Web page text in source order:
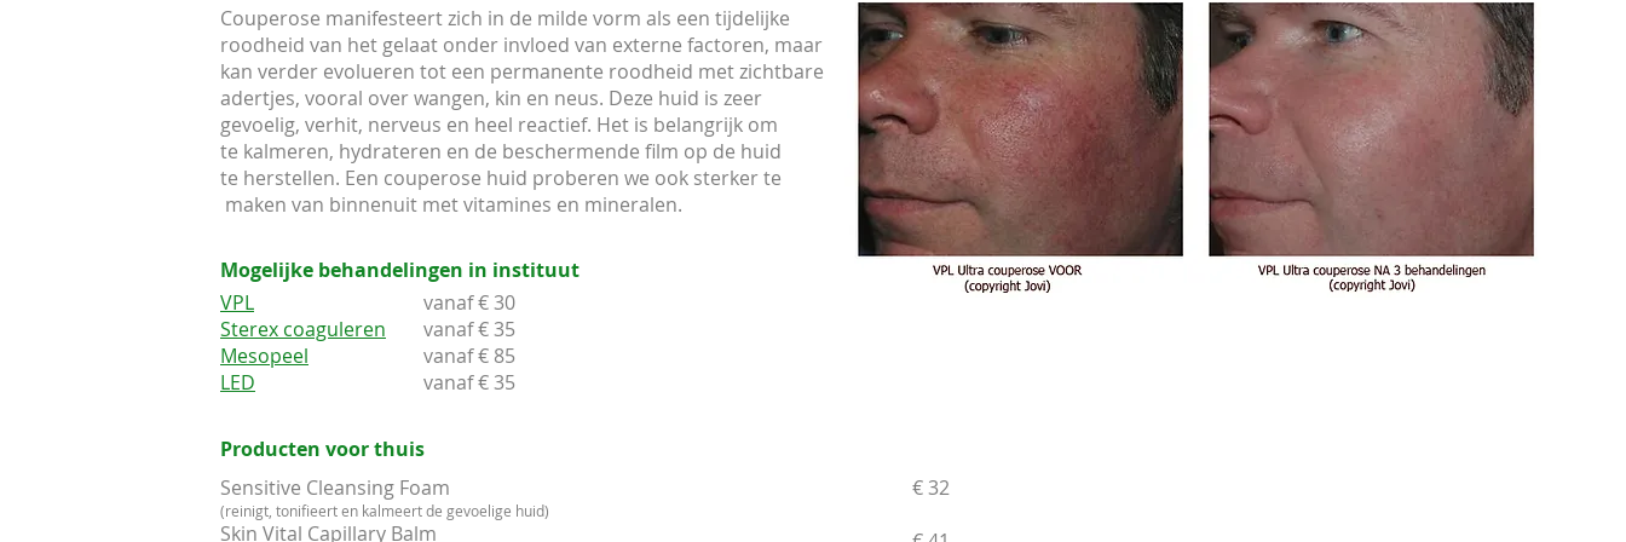
Couperose manifesteert zich in de milde vorm als een tijdelijke
roodheid van het gelaat onder invloed van externe factoren, maar
kan verder evolueren tot een permanente roodheid met zichtbare
adertjes, vooral over wangen, kin en neus. Deze huid is zeer
gevoelig, verhit, nerveus en heel reactief. Het is belangrijk om
te kalmeren, hydrateren en de beschermende film op de huid
te herstellen. Een couperose huid proberen we ook sterker te
maken van binnenuit met vitamines en mineralen.
Mogelijke behandelingen in instituut
VPL
Sterex coaguleren
Mesopeel
LED
Producten voor thuis
Sensitive Cleansing Foam
(reinigt, tonifieert en kalmeert de gevoelige huid)
Skin Vital Capillary Balm
€ 32
vanaf € 30
vanaf € 35
vanaf € 85
vanaf € 35